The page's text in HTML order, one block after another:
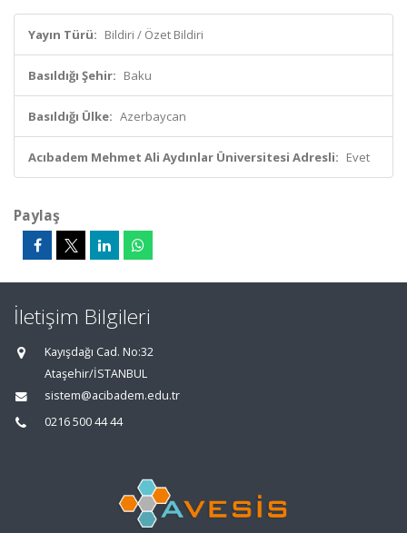
Yayın Türü: Bildiri / Özet Bildiri
Basıldığı Şehir: Baku
Basıldığı Ülke: Azerbaycan
Acıbadem Mehmet Ali Aydınlar Üniversitesi Adresli: Evet
Paylaş
İletişim Bilgileri
Kayışdağı Cad. No:32
Ataşehir/İSTANBUL
sistem@acibadem.edu.tr
0216 500 44 44